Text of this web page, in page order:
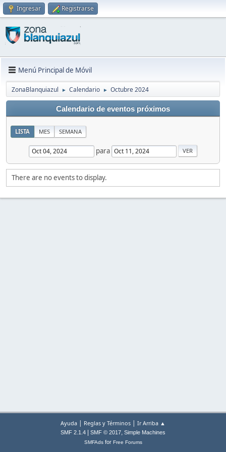
Ingresar Registrarse
Menú Principal de Móvil
ZonaBlanquiazul ► Calendario ► Octubre 2024
Calendario de eventos próximos
LISTA MES SEMANA
para
There are no events to display.
Ayuda | Reglas y Términos | Ir Arriba ▲
SMF 2.1.4 SMF © 2017, Simple Machines
SMFAdsfor Free Forums